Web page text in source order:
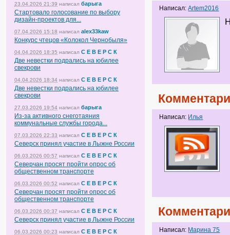
23.04.2026 21:39 написал барыга
Стартовало голосование по выбору
дизайн-проектов для...
07.04.2026 15:18 написал alex33kaw
Конкурс чтецов «Колокол Чернобыля»
04.04.2026 18:35 написал С Е В Е Р С К
Две невестки подрались на юбилее
свекрови
04.04.2026 18:34 написал С Е В Е Р С К
Две невестки подрались на юбилее
свекрови
27.03.2026 19:54 написал барыга
Из-за активного снеготаяния
коммунальные службы города...
07.03.2026 22:33 написал С Е В Е Р С К
Северск принял участие в Лыжне России
06.03.2026 00:57 написал С Е В Е Р С К
Северчан просят пройти опрос об
общественном транспорте
06.03.2026 00:52 написал С Е В Е Р С К
Северчан просят пройти опрос об
общественном транспорте
06.03.2026 00:37 написал С Е В Е Р С К
Северск принял участие в Лыжне России
06.03.2026 00:23 написал С Е В Е Р С К
Написал:Artem2016
Написал: Илья
Написал: Марина 75